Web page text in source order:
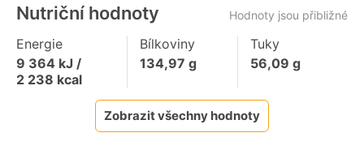
Nutriční hodnoty Hodnoty jsou přibližné
Energie
9 364 kJ /
2 238 kcal
Bílkoviny
134,97 g
Tuky
56,09 g
Zobrazit všechny hodnoty